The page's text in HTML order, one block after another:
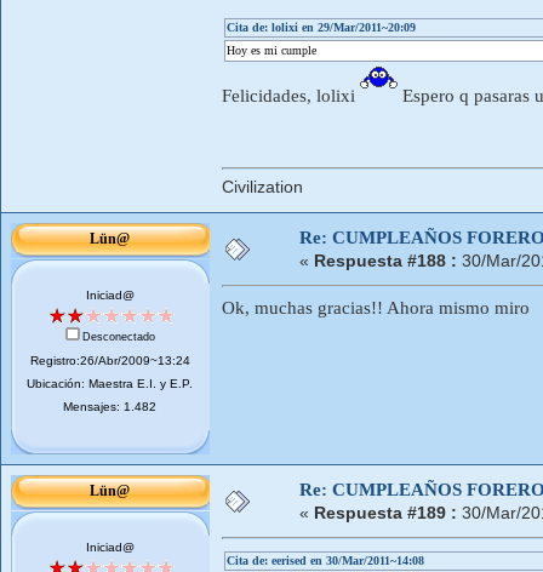
Cita de: lolixi en 29/Mar/2011~20:09
Hoy es mi cumple
Felicidades, lolixi Espero q pasaras
Civilization
Lün@
Iniciad@
Desconectado
Registro:26/Abr/2009~13:24
Ubicación: Maestra E.I. y E.P.
Mensajes: 1.482
Re: CUMPLEAÑOS
« Respuesta #188 : 30/Mar/
Ok, muchas gracias!! Ahora mismo miro
Lün@
Iniciad@
Re: CUMPLEAÑOS
« Respuesta #189 : 30/Mar/
Cita de: eerised en 30/Mar/2011~14:08